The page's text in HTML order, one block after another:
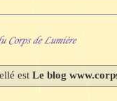
Corps de Lumière
estLe blog